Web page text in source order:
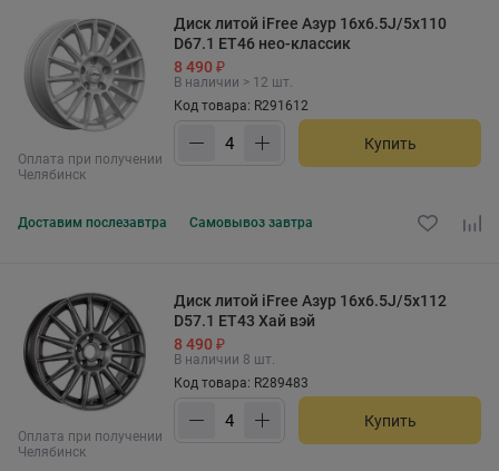
Оплата при получении
Челябинск
Диск литой iFree Азур 16x6.5J/5x110
D67.1 ET46 нео-классик
8 490 ₽
В наличии > 12 шт.
Код товара: R291612
Купить
Доставим послезавтра Самовывоз завтра
Оплата при получении
Челябинск
Диск литой iFree Азур 16x6.5J/5x112
D57.1 ET43 Хай вэй
8 490 ₽
В наличии 8 шт.
Код товара: R289483
Купить